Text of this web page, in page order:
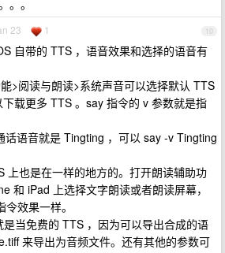
。。
10
23 1
自带的 TTS ，语音效果和选择的语音有
>阅读与朗读>系统声音可以选择默认 TTS
载更多 TTS 。say 指令的 v 参数就是指
话语音就是 Tingting ，可以 say -v Tingting
上也是在一样的地方的。打开朗读辅助功
和 iPad 上选择文字朗读或者朗读屏幕，
效果一样。
当免费的 TTS ，因为可以导出合成的语
来导出为音频文件。还有其他的参数可